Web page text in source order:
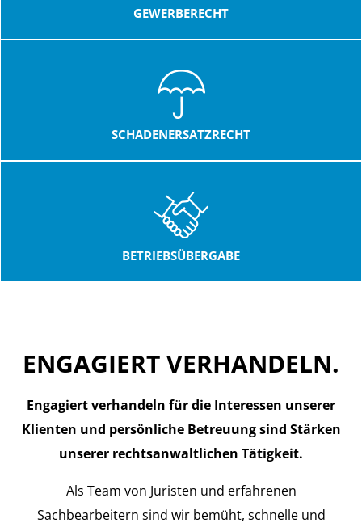
GEWERBERECHT
SCHADENERSATZRECHT
BETRIEBSÜBERGABE
ENGAGIERT VERHANDELN.
Engagiert verhandeln für die Interessen unserer
Klienten und persönliche Betreuung sind Stärken
unserer rechtsanwaltlichen Tätigkeit.
Als Team von Juristen und erfahrenen
Sachbearbeitern sind wir bemüht, schnelle und